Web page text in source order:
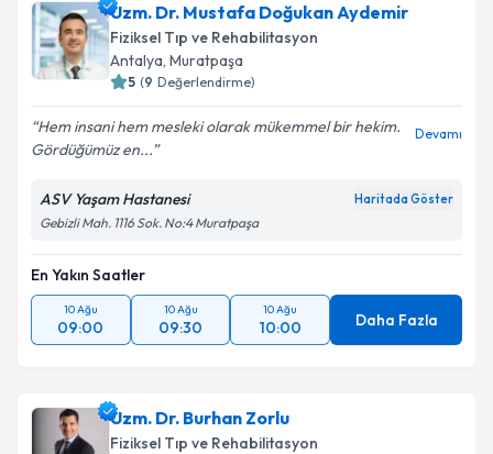
Uzm. Dr. Mustafa Doğukan Aydemir
Fiziksel Tıp ve Rehabilitasyon
Antalya, Muratpaşa
5 (9 Değerlendirme)
Hem insani hem mesleki olarak mükemmel bir hekim.
Gördüğümüz en...
Devamı
ASV Yaşam Hastanesi Haritada Göster
Gebizli Mah. 1116 Sok. No:4 Muratpaşa
En Yakın Saatler
10 Ağu
09:00
10 Ağu
09:30
10 Ağu
10:00 Daha Fazla
Uzm. Dr. Burhan Zorlu
Fiziksel Tıp ve Rehabilitasyon